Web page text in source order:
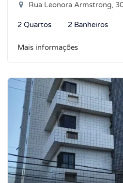
Rua Leonora Armstrong, 300
2 Quartos 2 Banheiros
Mais informações